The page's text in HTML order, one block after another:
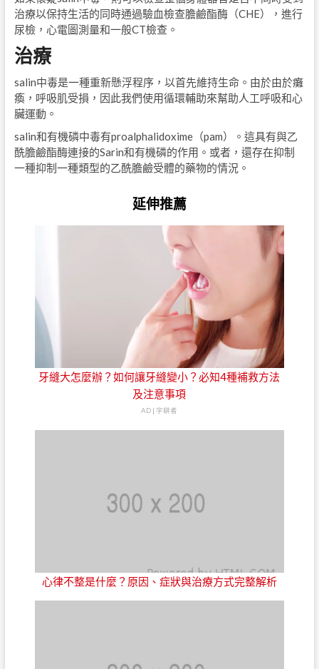
治療以保持生活的同時通過驗血檢查膽鹼酯酶（CHE），進行
尿檢，心電圖測量和一般CT檢查。
治療
salin中毒是一種重新懸浮程序，以首先維持生命。由於由於癱
瘓，呼吸肌受損，因此我們使用循環輔助來幫助人工呼吸和心
臟運動。
salin和有機磷中毒有proalphalidoxime（pam）。這具有與乙
酰膽鹼酯酶連接的Sarin和有機磷的作用。或者，還存在抑制
一種抑制一種類型的乙酰膽鹼受體的藥物的情況。
延伸推薦
牙縫大怎麼辦？如何讓牙縫變小？必知4種補救方法
及注意事項
AD | 字耕者
心律不整是什麼？原因、症狀與治療方式完整解析